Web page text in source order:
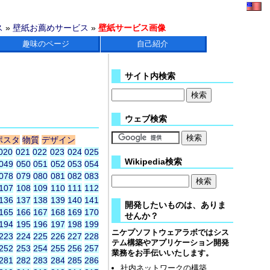
»壁紙お薦めサービス »壁紙サービス画像
趣味のページ 自己紹介
スタ 物質 デザイン
021 022 023 024 025
050 051 052 053 054
079 080 081 082 083
108 109 110 111 112
137 138 139 140 141
166 167 168 169 170
195 196 197 198 199
224 225 226 227 228
253 254 255 256 257
282 283 284 285 286
サイト内検索
ウェブ検索
Wikipedia検索
開発したいものは、ありま
せんか？
ニケプソフトウェアラボではシス
テム構築やアプリケーション開発
業務をお手伝いいたします。
社内ネットワークの構築